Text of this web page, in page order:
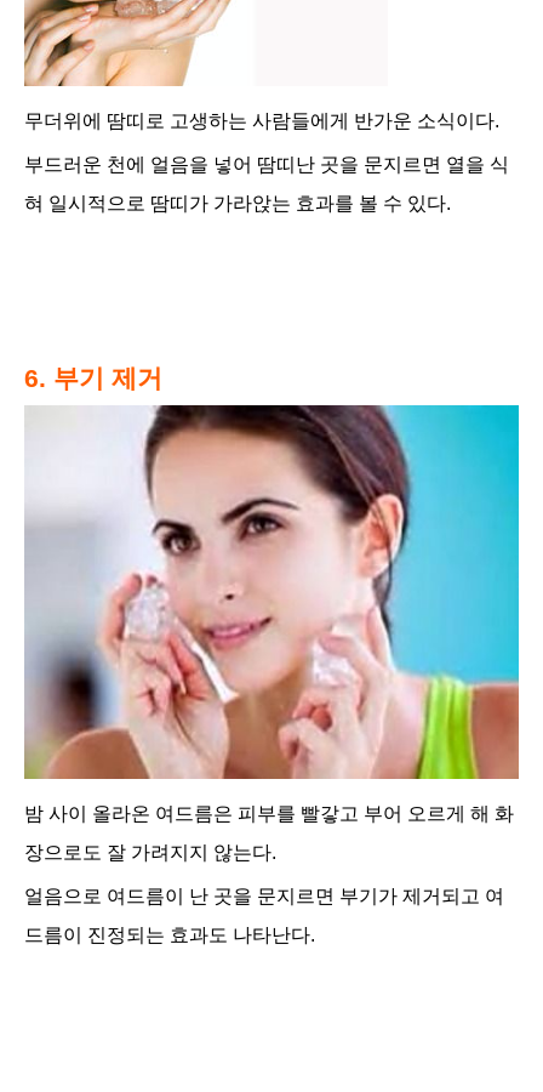
무더위에 땀띠로 고생하는 사람들에게 반가운 소식이다.
부드러운 천에 얼음을 넣어 땀띠난 곳을 문지르면 열을 식
혀 일시적으로 땀띠가 가라앉는 효과를 볼 수 있다.
6. 부기 제거
밤 사이 올라온 여드름은 피부를 빨갛고 부어 오르게 해 화
장으로도 잘 가려지지 않는다.
얼음으로 여드름이 난 곳을 문지르면 부기가 제거되고 여
드름이 진정되는 효과도 나타난다.